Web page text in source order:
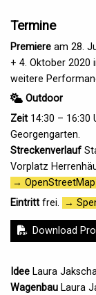
Termine
Premiere am 28.
+ 4. Oktober 2020
weitere
Outdoor
Zeit 14:30 – 16:30
Georgengarten.
Streckenverlauf
Vorplatz
→ OpenStreetMap
Eintritt frei. →
Download
Idee Laura
Wagenbau Laura